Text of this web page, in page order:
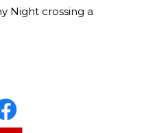
Night crossing a